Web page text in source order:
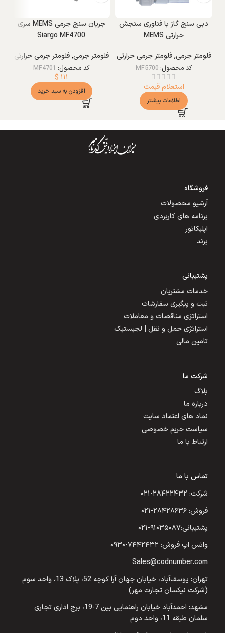
دبی سنج گاز با فناوری سنجش
حرارتی MEMS
فلومتر جرمی,فلومتر جرمی حرارتی
کد محصول: MF5700
استعلام قیمت
اطلاعات بیشتر
جریان سنج جرمی MEMS سری
Siargo MF4700
فلومتر جرمی,فلومتر جرمی حرارتی
کد محصول: MF4701
$ ۱۱۱
افزودن به سبد خرید
فروشگاه
آرشیو محصولات
برنامه های کاربردی
اپلیکاتور
برند
پشتیبانی
خدمات مشتریان
ثبت و پیگیری سفارشات
استراتژی مناقصات و معاملات
استراتژی حمل و نقل | لجیستیک
تامین مالی
شرکت ما
بلاگ
درباره ما
نماد های اعتماد سایت
سیاست حریم خصوصی
ارتباط با ما
تماس با ما
شرکت: ۲۸۴۲۲۴۳۲-۰۲۱
فروش: ۲۸۴۲۸۶۳۶-۰۲۱
پشتیبانی:۹۱۰۳۵۰۸۷-۰۲۱
واتس اپ فروش: ۷۴۴۲۴۳۲-۰۹۳۰
Sales@codnumber.com
تهران: یوسف‌آباد، خیابان جهان آرا کوچه 52، پلاک 13، واحد سوم
(شرکت نیکسان تجارت مهر)
مشهد: احمدآباد خیابان راهنمایی بین 7-19، برج اداری تجاری
سلمان طبقه 11، واحد دوم